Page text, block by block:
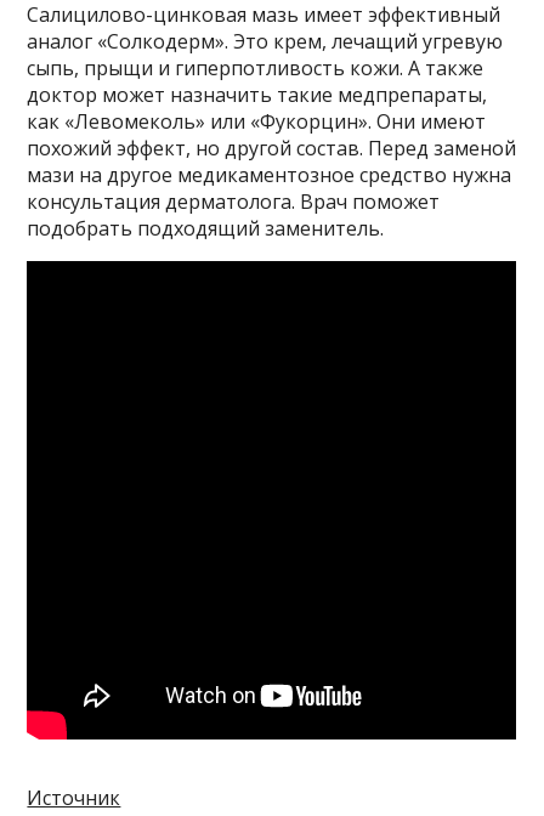
Салицилово-цинковая мазь имеет эффективный
аналог «Солкодерм». Это крем, лечащий угревую
сыпь, прыщи и гиперпотливость кожи. А также
доктор может назначить такие медпрепараты,
как «Левомеколь» или «Фукорцин». Они имеют
похожий эффект, но другой состав. Перед заменой
мази на другое медикаментозное средство нужна
консультация дерматолога. Врач поможет
подобрать подходящий заменитель.
Источник